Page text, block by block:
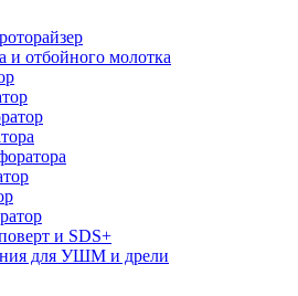
и отбойного молотка
и SDS+
для УШМ и дрели